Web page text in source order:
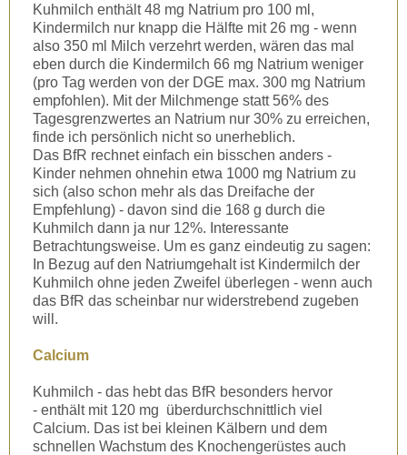
Kuhmilch enthält 48 mg Natrium pro 100 ml,
Kindermilch nur knapp die Hälfte mit 26 mg - wenn
also 350 ml Milch verzehrt werden, wären das mal
eben durch die Kindermilch 66 mg Natrium weniger
(pro Tag werden von der DGE max. 300 mg Natrium
empfohlen). Mit der Milchmenge statt 56% des
Tagesgrenzwertes an Natrium nur 30% zu erreichen,
finde ich persönlich nicht so unerheblich.
Das BfR rechnet einfach ein bisschen anders -
Kinder nehmen ohnehin etwa 1000 mg Natrium zu
sich (also schon mehr als das Dreifache der
Empfehlung) - davon sind die 168 g durch die
Kuhmilch dann ja nur 12%. Interessante
Betrachtungsweise. Um es ganz eindeutig zu sagen:
In Bezug auf den Natriumgehalt ist Kindermilch der
Kuhmilch ohne jeden Zweifel überlegen - wenn auch
das BfR das scheinbar nur widerstrebend zugeben
will.
Calcium
Kuhmilch - das hebt das BfR besonders hervor
- enthält mit 120 mg überdurchschnittlich viel
Calcium. Das ist bei kleinen Kälbern und dem
schnellen Wachstum des Knochengerüstes auch